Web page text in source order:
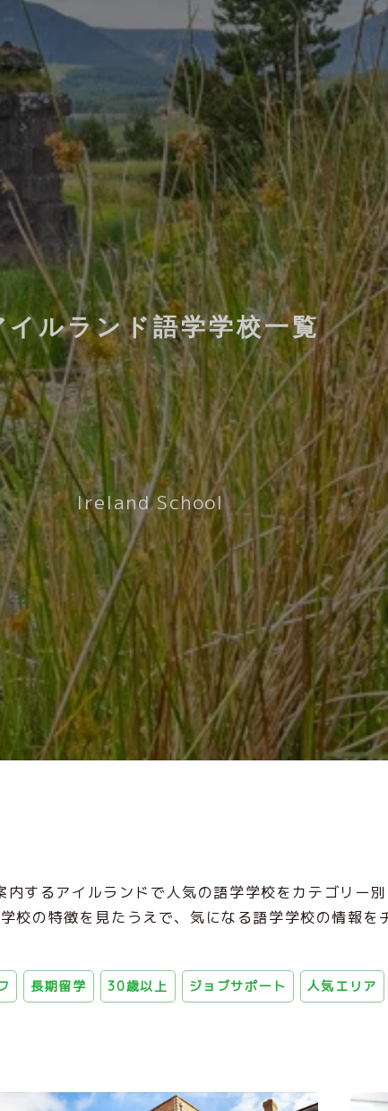
イルランド語学学校一覧
Ireland School
するアイルランドで人気の語学学校をカテゴリー別
校の特徴を見たうえで、気になる語学学校の情報を
長期留学 30歳以上 ジョブサポート 人気エリア